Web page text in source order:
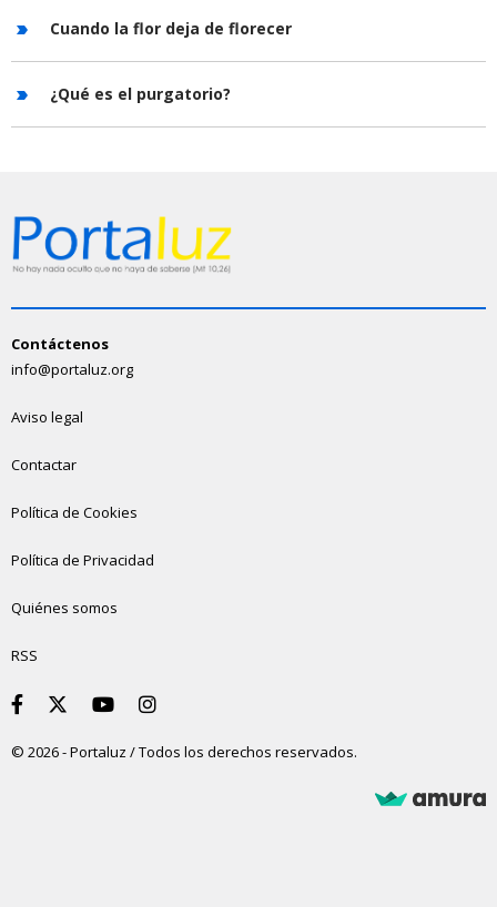
Cuando la flor deja de florecer
¿Qué es el purgatorio?
Contáctenos
info@portaluz.org
Aviso legal
Contactar
Política de Cookies
Política de Privacidad
Quiénes somos
RSS
© 2026 - Portaluz / Todos los derechos reservados.